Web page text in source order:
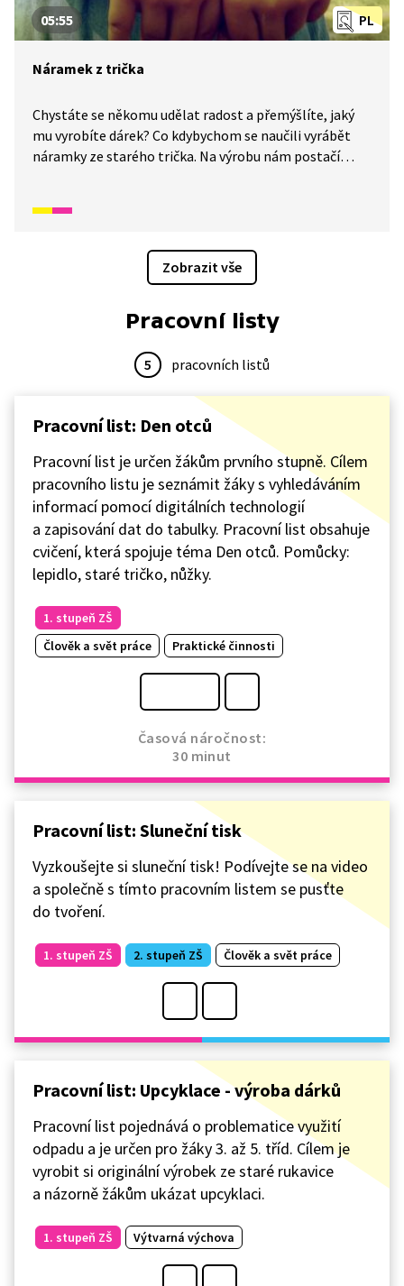
PL
05:55
Náramek z trička
Chystáte se někomu udělat radost a přemýšlíte, jaký
mu vyrobíte dárek? Co kdybychom se naučili vyrábět
náramky ze starého trička. Na výrobu nám postačí
náramkem.
Zobrazit vše
Pracovní listy
5 pracovních listů
Pracovní list: Den otců
Pracovní list je určen žákům prvního stupně. Cílem
pracovního listu je seznámit žáky s vyhledáváním
informací pomocí digitálních technologií
a zapisování dat do tabulky. Pracovní list obsahuje
cvičení, která spojuje téma Den otců. Pomůcky:
lepidlo, staré tričko, nůžky.
1. stupeň ZŠ
Člověk a svět práce
Praktické činnosti
Časová náročnost:
30 minut
Pracovní list: Sluneční tisk
Vyzkoušejte si sluneční tisk! Podívejte se na video
a společně s tímto pracovním listem se pusťte
do tvoření.
1. stupeň ZŠ 2. stupeň ZŠ Člověk a svět práce
Pracovní list: Upcyklace - výroba dárků
Pracovní list pojednává o problematice využití
odpadu a je určen pro žáky 3. až 5. tříd. Cílem je
vyrobit si originální výrobek ze staré rukavice
a názorně žákům ukázat upcyklaci.
1. stupeň ZŠ Výtvarná výchova